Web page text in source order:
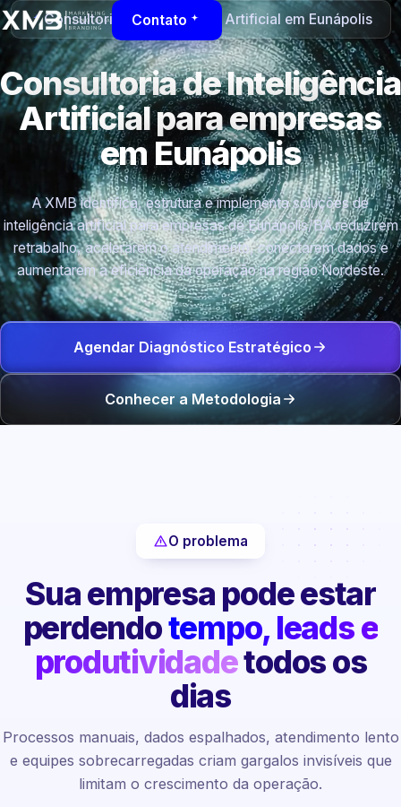
Contato
Consultoria de Inteligência Artificial em Eunápolis
Consultoria de Inteligência
Artificial para empresas
em Eunápolis
A XMB identifica, estrutura e implementa soluções de
inteligência artificial para empresas de Eunápolis/BA reduzirem
retrabalho, acelerarem o atendimento, conectarem dados e
aumentarem a eficiência da operação na região Nordeste.
Agendar Diagnóstico Estratégico
Conhecer a Metodologia
O problema
Sua empresa pode estar
perdendotempo, leads e
produtividadetodos os
dias
Processos manuais, dados espalhados, atendimento lento
e equipes sobrecarregadas criam gargalos invisíveis que
limitam o crescimento da operação.